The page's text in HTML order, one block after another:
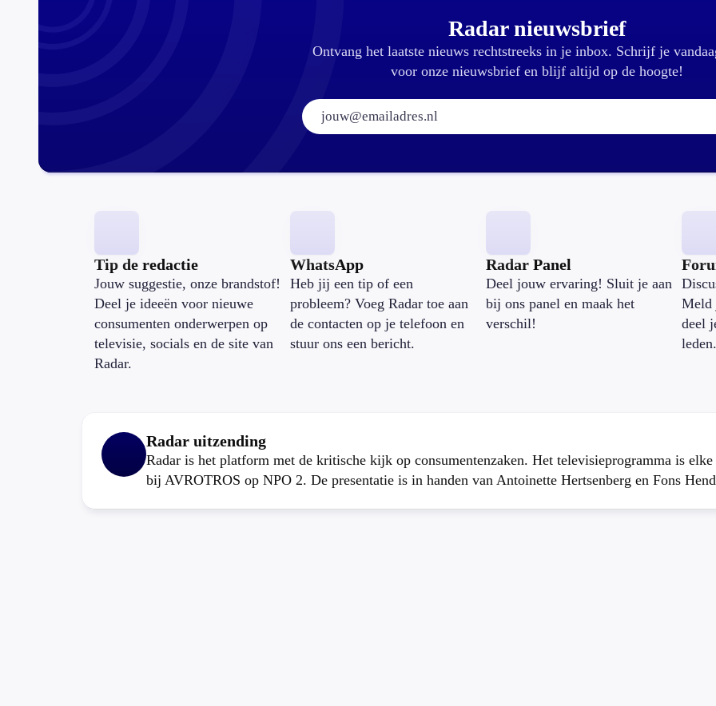
Radar nieuwsbrief
Ontvang het laatste nieuws rechtstreeks in je inbox. Schrijf je
voor onze nieuwsbrief en blijf altijd op de hoogte!
E-mailadres:
Tip de redactie
Jouw suggestie, onze brandstof!
Deel je ideeën voor nieuwe
consumenten onderwerpen op
televisie, socials en de site van
Radar.
WhatsApp
Heb jij een tip of een
probleem? Voeg Radar toe aan
de contacten op je telefoon en
stuur ons een bericht.
Radar Panel
Deel jouw ervaring! Sluit je aan
bij ons panel en maak het
verschil!
Meld
deel
leden.
Radar uitzending
Radar is het platform met de kritische kijk op consumentenzaken. Het televisieprogramma is elke
bij AVROTROS op NPO 2. De presentatie is in handen van Antoinette Hertsenberg en Fons